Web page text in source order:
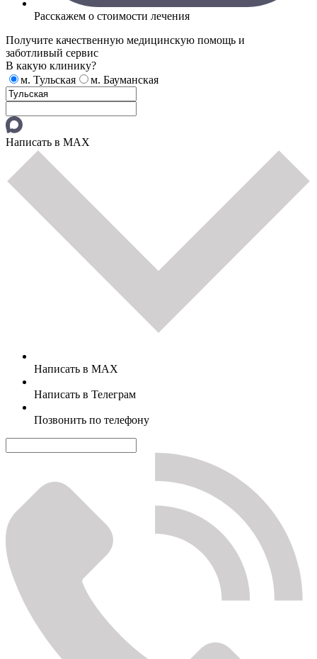
Расскажем о стоимости лечения
Получите качественную медицинскую помощь и
заботливый сервис
В какую клинику?
м. Тульская
м. Бауманская
Написать в MAX
Написать в MAX
Написать в Телеграм
Позвонить по телефону